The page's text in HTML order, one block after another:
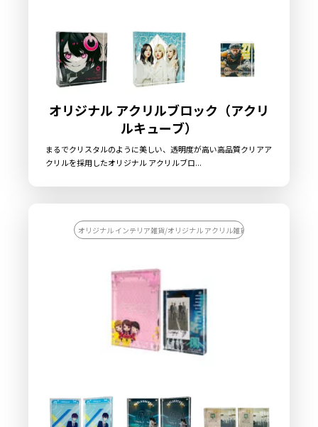
オリジナル アクリルブロック（アクリ
ルキューブ）
まるでクリスタルのように美しい、透明度が高い高品質クリアア
クリルを採用したオリジナル アクリルブロ...
オリジナル インテリア雑貨/オリジナル アクリル雑貨/スポーツチーム応